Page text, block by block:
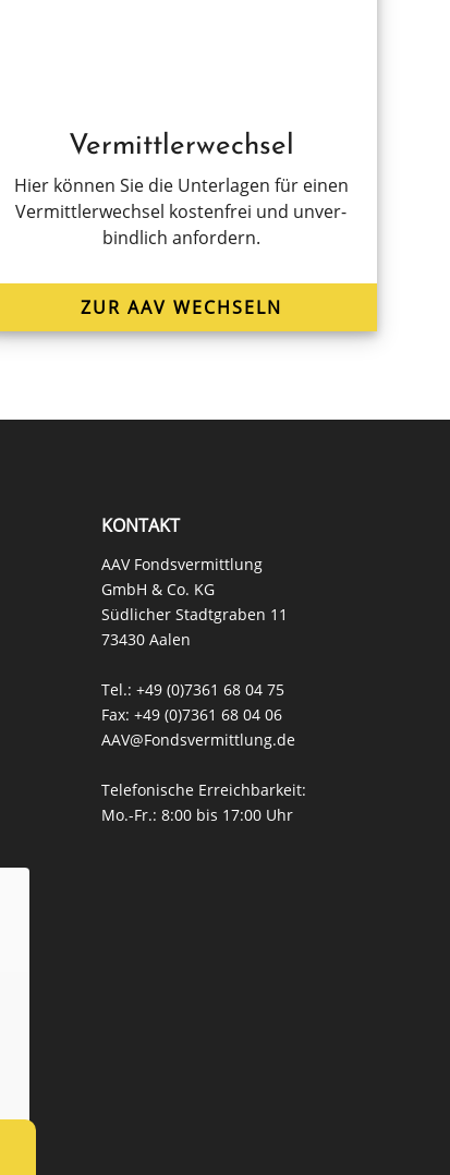
Vermittlerwechsel
Hier können Sie die Unter­la­gen für einen
Vermitt­ler­wech­sel kosten­frei und unver­
bind­lich anfordern.
ZUR AAV WECHSELN
KONTAKT
AAV Fondsvermittlung
GmbH & Co. KG
Südlicher Stadtgraben 11
73430 Aalen
Tel.:+49 (0)7361 68 04 75
Fax: +49 (0)7361 68 04 06
AAV@Fondsvermittlung.de
Telefonische Erreichbarkeit:
Mo.-Fr.: 8:00 bis 17:00 Uhr